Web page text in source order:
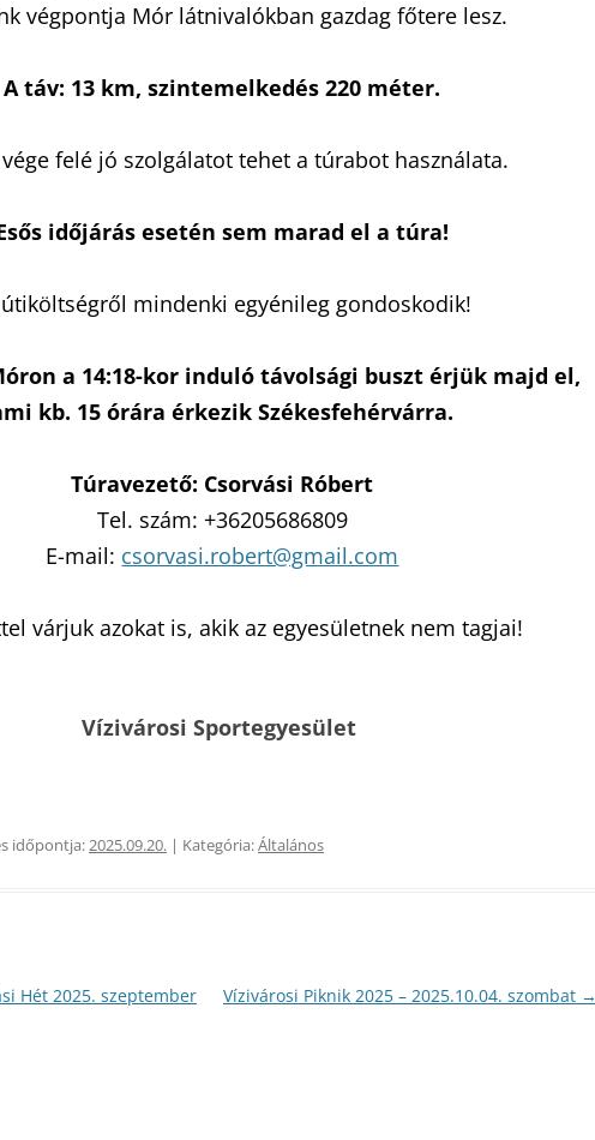
végpontja Mór látnivalókban gazdag főtere lesz.
A táv: 13 km, szintemelkedés 220 méter.
felé jó szolgálatot tehet a túrabot használata.
időjárás esetén sem marad el a túra!
útiköltségről mindenki egyénileg gondoskodik!
a 14:18-kor induló távolsági buszt érjük majd el,
kb. 15 órára érkezik Székesfehérvárra.
Túravezető: Csorvási Róbert
Tel. szám: +36205686809
E-mail: csorvasi.robert@gmail.com
várjuk azokat is, akik az egyesületnek nem tagjai!
Vízivárosi Sportegyesület
időpontja:2025.09.20. | Kategória:Általános
Hét 2025. szeptember
Vízivárosi Piknik 2025 – 2025.10.04. szombat →